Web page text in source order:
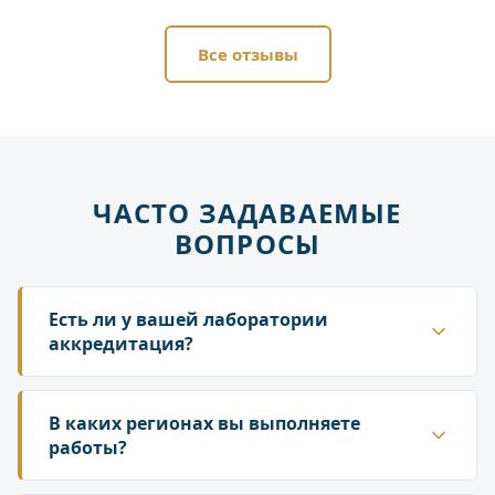
Все отзывы
ЧАСТО ЗАДАВАЕМЫЕ
ВОПРОСЫ
Есть ли у вашей лаборатории
аккредитация?
Да. ГК «Лаборатория» аккредитована в
национальной системе Росаккредитации. Наши
протоколы и заключения принимаются
В каких регионах вы выполняете
работы?